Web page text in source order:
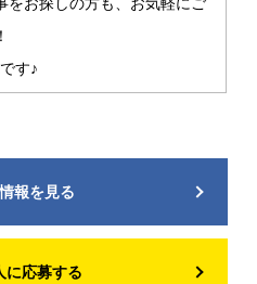
す♪
報を見る
に応募する